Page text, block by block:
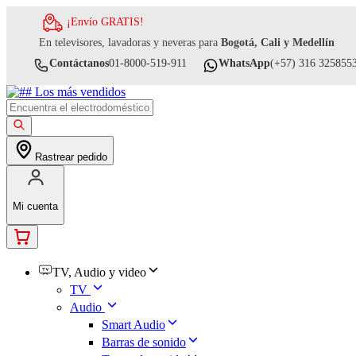
¡Envío GRATIS!
En televisores, lavadoras y neveras para Bogotá, Cali y Medellín
Contáctanos01-8000-519-911 WhatsApp(+57) 316
Rastrear pedido
Mi cuenta
TV, Audio y video
TV
Audio
Smart Audio
Barras de sonido